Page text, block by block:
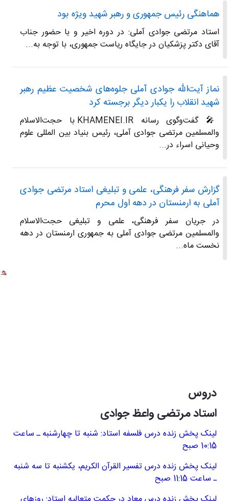
هماهنگی رئیس جمهوری و رهبر شهید ویژه بود
استاد مرتضی جوادی آملی: در دوره اخیر و با حضور جناب
آقای دکتر پزشکیان در جایگاه ریاست جمهوری، با توجه به...
نماز آیت‌الله جوادی آملی جلوه‌های شخصیت عظیم رهبر
شهید انقلاب را یکبار دیگر برجسته کرد
🎤 گفت‌وگوی رسانه KHAMENEI.IR با حجت‌الاسلام
والمسلمین مرتضی جوادی آملی، رئیس بنیاد بین المللی علوم
وحیانی اسراء در...
گزارش سفر فرهنگی، علمی و تبلیغی استاد مرتضی جوادی
آملی به ارمنستان در دهه اول محرم
در جریان سفر فرهنگی، علمی و تبلیغی حجت‌الاسلام
والمسلمین مرتضی جوادی آملی به جمهوری ارمنستان در دهه
نخست ماه...
دروس
استاد مرتضی واعظ جوادی
لینک پخش زنده درس فلسفه استاد: شنبه تا چهارشنبه ـ ساعت
10:15 صبح
لینک پخش زنده درس تفسیر القرآن الکریم، یکشنبه تا سه شنبه
ـ ساعت 11:15 صبح